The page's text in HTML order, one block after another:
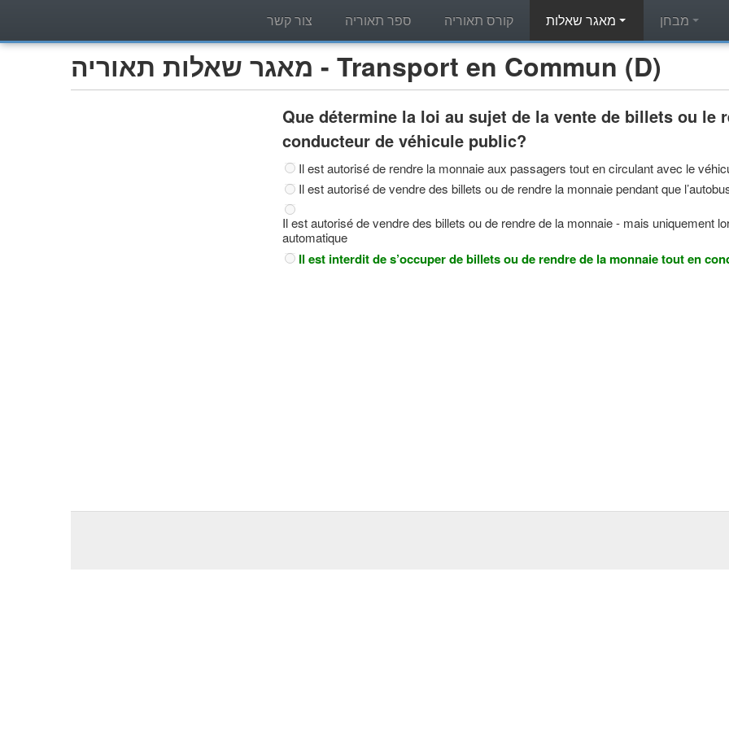
קורס תאוריה ספר תאוריה צור קשר
מאגר שאלות תאוריה - Transport en Commun (D)
Que détermine la loi au sujet de la vente de billets ou le
conducteur de véhicule public?
Il est autorisé de rendre la monnaie aux passagers tout en circulant avec le
Il est autorisé de vendre des billets ou de rendre la monnaie pendant que
Il est autorisé de vendre des billets ou de rendre de la monnaie - mais uniquement
automatique
Il est interdit de s’occuper de billets ou de rendre de la monnaie tout en